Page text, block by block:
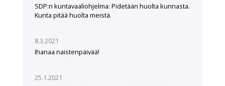
SDP:n kuntavaaliohjelma: Pidetään huolta kunnasta.
Kunta pitää huolta meistä.
8.3.2021
Ihanaa naistenpäivää!
25.1.2021